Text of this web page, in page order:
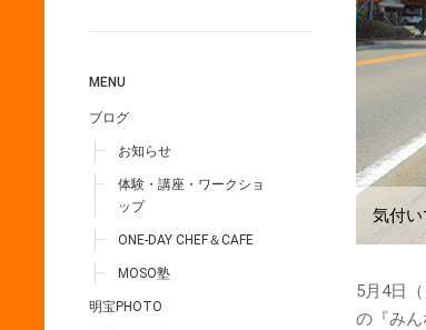
MENU
ブログ
お知らせ
体験・講座・ワークショ
ップ
ONE-DAY CHEF＆CAFE
MOSO塾
明宝PHOTO
気付い
5月4日
の『み